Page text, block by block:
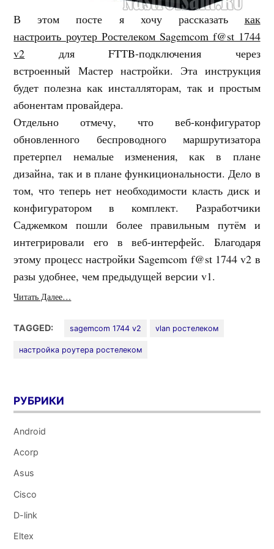
В этом посте я хочу рассказать как
настроить роутер Ростелеком Sagemcom f@st 1744
v2 для FTTB-подключения через
встроенный Мастер настройки. Эта инструкция
будет полезна как инсталляторам, так и простым
абонентам провайдера.
Отдельно отмечу, что веб-конфигуратор
обновленного беспроводного маршрутизатора
претерпел немалые изменения, как в плане
дизайна, так и в плане функициональности. Дело в
том, что теперь нет необходимости класть диск и
конфигуратором в комплект. Разработчики
Саджемком пошли более правильным путём и
интегрировали его в веб-интерфейс. Благодаря
этому процесс настройки Sagemcom f@st 1744 v2 в
разы удобнее, чем предыдущей версии v1.
Читать Далее…
TAGGED: sagemcom 1744 v2 vlan ростелеком
настройка роутера ростелеком
РУБРИКИ
Android
Acorp
Asus
Cisco
D-link
Eltex